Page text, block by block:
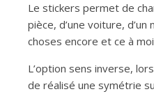
Le stickers permet de
pièce, d’une voiture,
choses encore et ce à
L’option sens inverse,
de réalisé une symétrie